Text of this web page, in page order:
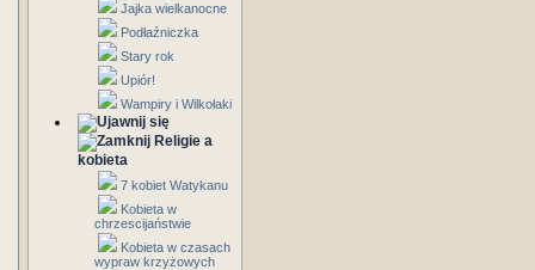
Jajka wielkanocne
Podłaźniczka
Stary rok
Upiór!
Wampiry i Wilkołaki
Religie a
kobieta
7 kobiet Watykanu
Kobieta w
chrzescijaństwie
Kobieta w czasach
wypraw krzyżowych